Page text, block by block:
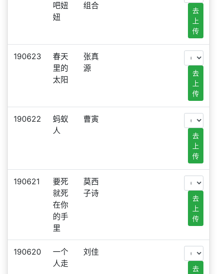
吧妞
妞
组合
去
上
传
190623
春天
里的
太阳
张真
源
去
上
传
190622
蚂蚁
人
曹寅
去
上
传
190621
要死
就死
在你
的手
里
莫西
子诗
去
上
传
190620
一个
人走
刘佳
去